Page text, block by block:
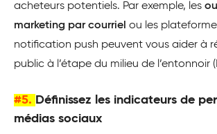
acheteurs potentiels. Par exemple, les
marketing par courriel ou les
notification push peuvent vous aider à
public à l’étape du milieu de l’entonnoir
#5. Définissez les indicateurs de
médias sociaux